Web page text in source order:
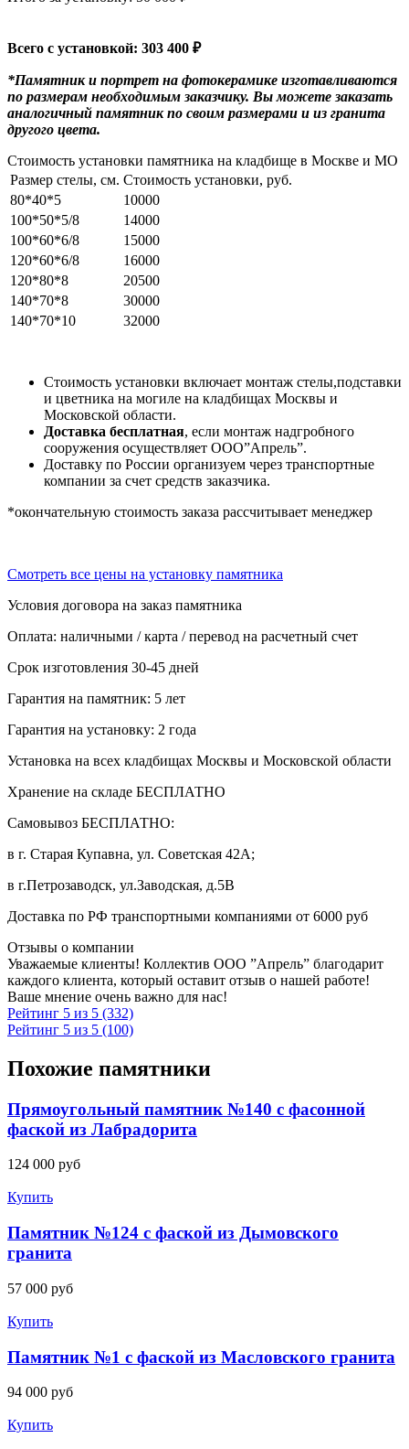
Всего с установкой: 303 400 ₽
*Памятник и портрет на фотокерамике изготавливаются
по размерам необходимым заказчику. Вы можете заказать
аналогичный памятник по своим размерами и из гранита
другого цвета.
Стоимость установки памятника на кладбище в Москве и МО
Размер стелы, см. Стоимость установки, руб.
80*40*5
10000
100*50*5/8
14000
100*60*6/8
15000
120*60*6/8
16000
120*80*8
20500
140*70*8
30000
140*70*10
32000
Стоимость установки включает монтаж стелы,подставки
и цветника на могиле на кладбищах Москвы и
Московской области.
Доставка бесплатная, если монтаж надгробного
сооружения осуществляет ООО”Апрель”.
Доставку по России организуем через транспортные
компании за счет средств заказчика.
*окончательную стоимость заказа рассчитывает менеджер
Смотреть все цены на установку памятника
Условия договора на заказ памятника
Оплата: наличными / карта / перевод на расчетный счет
Срок изготовления 30-45 дней
Гарантия на памятник: 5 лет
Гарантия на установку: 2 года
Установка на всех кладбищах Москвы и Московской области
Хранение на складе БЕСПЛАТНО
Самовывоз БЕСПЛАТНО:
в г. Старая Купавна, ул. Советская 42А;
в г.Петрозаводск, ул.Заводская, д.5В
Доставка по РФ транспортными компаниями от 6000 руб
Отзывы о компании
Уважаемые клиенты! Коллектив ООО ”Апрель” благодарит
каждого клиента, который оставит отзыв о нашей работе!
Ваше мнение очень важно для нас!
Рейтинг 5 из 5 (332)
Рейтинг 5 из 5 (100)
Похожие памятники
Прямоугольный памятник №140 с фасонной
фаской из Лабрадорита
124 000 руб
Купить
Памятник №124 с фаской из Дымовского
гранита
57 000 руб
Купить
Памятник №1 с фаской из Масловского гранита
94 000 руб
Купить